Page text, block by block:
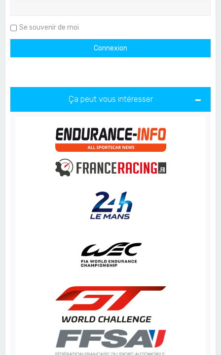
Se souvenir de moi
Ça peut vous intéresser